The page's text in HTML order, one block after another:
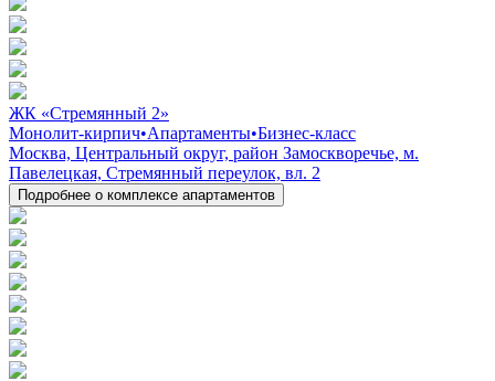
ЖК «Стремянный 2»
Монолит-кирпич•Апартаменты•Бизнес-класс
Москва, Центральный округ, район Замоскворечье, м.
Павелецкая, Стремянный переулок, вл. 2
Подробнее о комплексе апартаментов